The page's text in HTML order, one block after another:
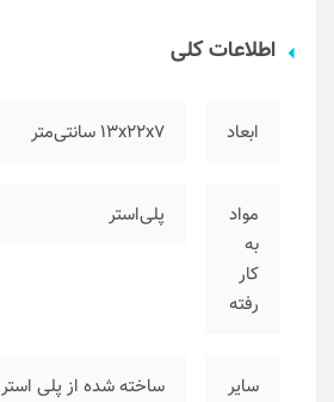
اطلاعات کلی
ابعاد ۱۳x22x7 سانتی‌متر
مواد
به
کار
رفته
پلی‌استر
سایر
ساخته شده از پلی استر